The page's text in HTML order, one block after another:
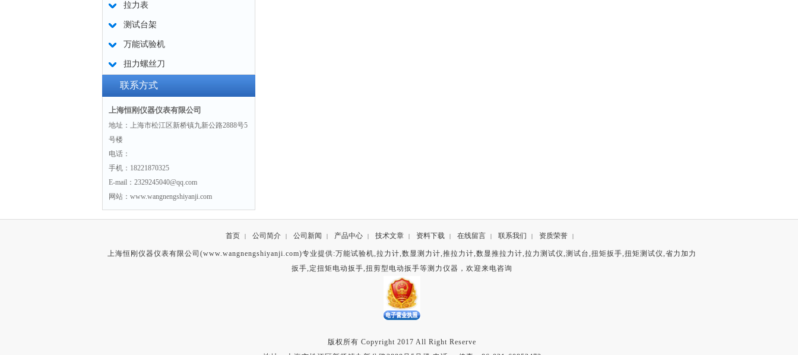
拉力表
测试台架
万能试验机
扭力螺丝刀
联系方式
上海恒刚仪器仪表有限公司
地址：上海市松江区新桥镇九新公路2888号5
号楼
电话：
手机：18221870325
E-mail：2329245040@qq.com
网站：www.wangnengshiyanji.com
首页 | 公司简介 | 公司新闻 | 产品中心 | 技术文章 | 资料下载 | 在线留言 | 联系我们 | 资质荣誉 |
上海恒刚仪器仪表有限公司(www.wangnengshiyanji.com)专业提供:万能试验机,拉力计,数显测力计,推拉力计,数显推拉力计,拉力测试仪,测试台,扭矩扳手,扭矩测试仪,省力加力
扳手, 定扭矩电动扳手,扭剪型电动扳手等测力仪器，欢迎来电咨询
版权所有 Copyright 2017 All Right Reserve